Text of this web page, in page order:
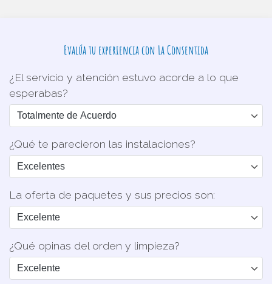
Evalúa tu experiencia con La Consentida
¿El servicio y atención estuvo acorde a lo que
esperabas?
¿Qué te parecieron las instalaciones?
La oferta de paquetes y sus precios son:
¿Qué opinas del orden y limpieza?